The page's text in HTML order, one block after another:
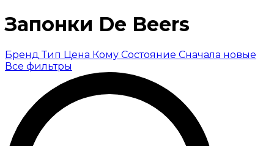
Запонки De Beers
Бренд Тип Цена Кому Состояние Сначала новые
Все фильтры